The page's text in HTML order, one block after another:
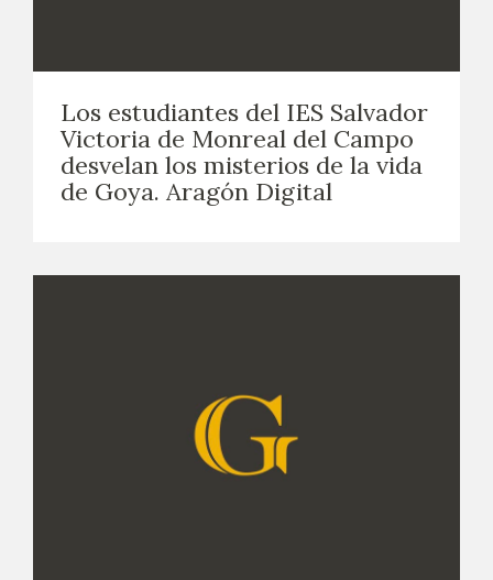
Los estudiantes del IES Salvador
Victoria de Monreal del Campo
desvelan los misterios de la vida
de Goya. Aragón Digital